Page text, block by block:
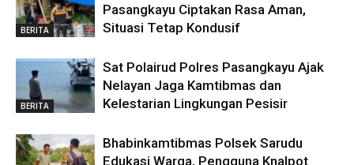
BERITA
Pasangkayu Ciptakan Rasa Aman,
Situasi Tetap Kondusif
BERITA
Sat Polairud Polres Pasangkayu Ajak
Nelayan Jaga Kamtibmas dan
Kelestarian Lingkungan Pesisir
Bhabinkamtibmas Polsek Sarudu
Edukasi Warga, Pengguna Knalpot